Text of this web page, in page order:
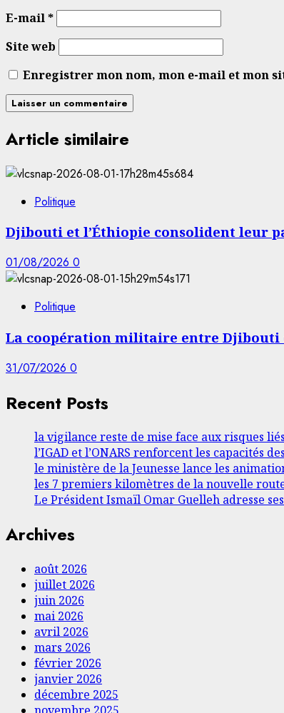
E-mail*
Site web
Enregistrer mon nom, mon e-mail et mon
Article similaire
Politique
Djibouti et l’Éthiopie consolident leur
01/08/2026 0
Politique
La coopération militaire entre Djibouti
31/07/2026 0
Recent Posts
la vigilance reste de mise face aux risques
l’IGAD et l’ONARS renforcent les capacités
le ministère de la Jeunesse lance les
les 7 premiers kilomètres de la nouvelle
Le Président Ismaïl Omar Guelleh adresse
Archives
août 2026
juillet 2026
juin 2026
mai 2026
avril 2026
mars 2026
février 2026
janvier 2026
décembre 2025